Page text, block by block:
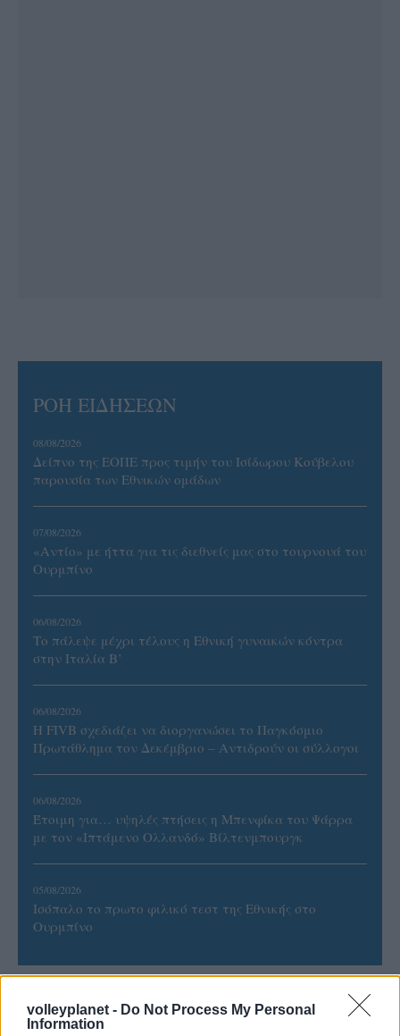
volleyplanet - Do Not Process My Personal
Information
ΡΟΗ ΕΙΔΗΣΕΩΝ
08/08/2026
Δείπνο της ΕΟΠΕ προς τιμήν του Ισίδωρου Κούβελου
παρουσία των Εθνικών ομάδων
07/08/2026
«Αντίο» με ήττα για τις διεθνείς μας στο τουρνουά του
Ουρμπίνο
06/08/2026
Το πάλεψε μέχρι τέλους η Εθνική γυναικών κόντρα
στην Ιταλία Β’
06/08/2026
Η FIVB σχεδιάζει να διοργανώσει το Παγκόσμιο
Πρωτάθλημα τον Δεκέμβριο – Αντιδρούν οι σύλλογοι
06/08/2026
Έτοιμη για… υψηλές πτήσεις η Μπενφίκα του Ψάρρα
με τον «Ιπτάμενο Ολλανδό» Βίλτενμπουργκ
05/08/2026
Ισόπαλο το πρωτο φιλικό τεστ της Εθνικής στο
Ουρμπίνο